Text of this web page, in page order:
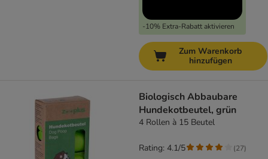
-10% Extra-Rabatt aktivieren
Zum Warenkorb
hinzufügen
Biologisch Abbaubare
Hundekotbeutel, grün
4 Rollen à 15 Beutel
Rating: 4.1/5 (27)